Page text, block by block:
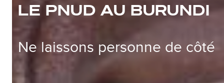
LE PNUD AU BURUNDI
Ne laissons personne de côté